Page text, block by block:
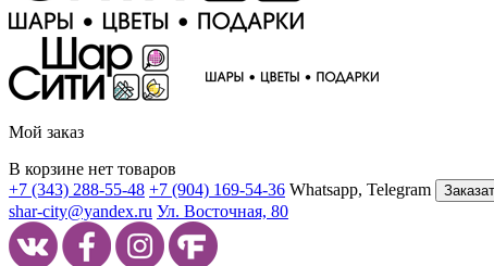
Мой заказ
В корзине нет товаров
+7 (343) 288-55-48 +7 (904) 169-54-36 Whatsapp, Telegram
shar-city@yandex.ru Ул. Восточная, 80